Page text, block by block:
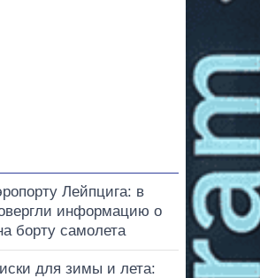
Лейпцига: в
информацию о
борту самолета
для зимы и лета: